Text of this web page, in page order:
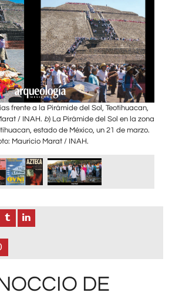
frente a la Pirámide del Sol, Teotihuacan,
/ INAH. b) La Pirámide del Sol en la zona
estado de México, un 21 de marzo.
Mauricio Marat / INAH.
DE